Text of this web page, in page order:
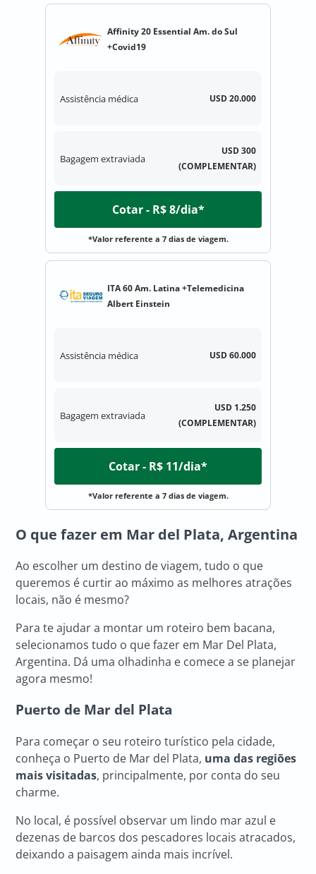
Affinity 20 Essential Am. do Sul
+Covid19
Assistência médica USD 20.000
Bagagem extraviada
USD 300
(COMPLEMENTAR)
Cotar - R$ 8/dia*
*Valor referente a 7 dias de viagem.
ITA 60 Am. Latina +Telemedicina
Albert Einstein
Assistência médica USD 60.000
Bagagem extraviada
USD 1.250
(COMPLEMENTAR)
Cotar - R$ 11/dia*
*Valor referente a 7 dias de viagem.
O que fazer em Mar del Plata, Argentina
Ao escolher um destino de viagem, tudo o que
queremos é curtir ao máximo as melhores atrações
locais, não é mesmo?
Para te ajudar a montar um roteiro bem bacana,
selecionamos tudo o que fazer em Mar Del Plata,
Argentina. Dá uma olhadinha e comece a se planejar
agora mesmo!
Puerto de Mar del Plata
Para começar o seu roteiro turístico pela cidade,
conheça o Puerto de Mar del Plata, uma das regiões
mais visitadas, principalmente, por conta do seu
charme.
No local, é possível observar um lindo mar azul e
dezenas de barcos dos pescadores locais atracados,
deixando a paisagem ainda mais incrível.